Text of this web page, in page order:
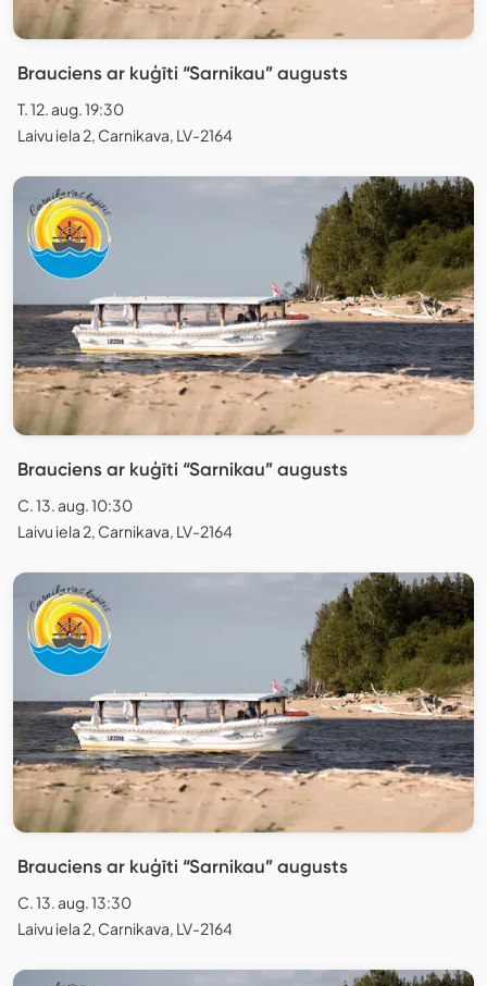
Brauciens ar kuģīti “Sarnikau” augusts
T. 12. aug. 19:30
Laivu iela 2, Carnikava, LV-2164
Brauciens ar kuģīti “Sarnikau” augusts
C. 13. aug. 10:30
Laivu iela 2, Carnikava, LV-2164
Brauciens ar kuģīti “Sarnikau” augusts
C. 13. aug. 13:30
Laivu iela 2, Carnikava, LV-2164